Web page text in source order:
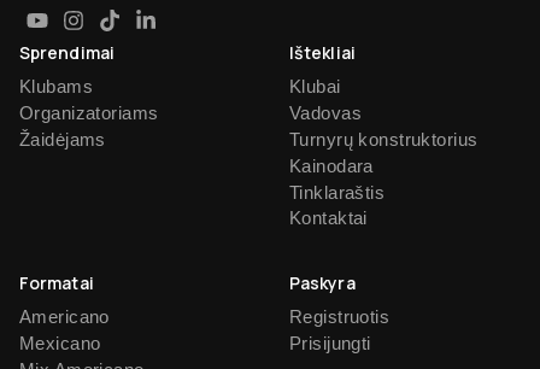
Sprendimai
Klubams
Organizatoriams
Žaidėjams
Ištekliai
Klubai
Vadovas
Turnyrų konstruktorius
Kainodara
Tinklaraštis
Kontaktai
Formatai
Americano
Mexicano
Paskyra
Registruotis
Prisijungti